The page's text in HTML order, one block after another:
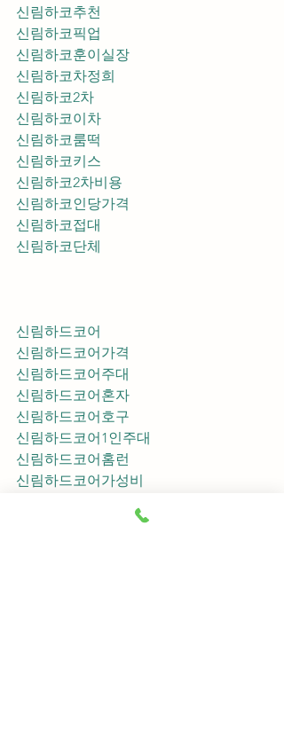
신림하코추천
신림하코훈이실장
신림하코차정희
신림하코2차
신림하코이차
신림하코룸떡
신림하코키스
신림하코2차비용
신림하코인당가격
신림하코접대
신림하코단체
신림하드코어
신림하드코어가격
신림하드코어주대
신림하드코어혼자
신림하드코어호구
신림하드코어1인주대
신림하드코어홈런
신림하드코어가성비
신림하드코어차이사